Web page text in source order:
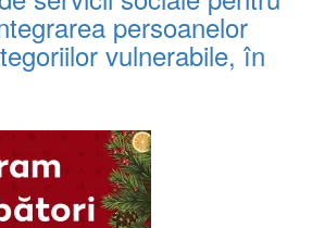
persoanelor
vulnerabile, în